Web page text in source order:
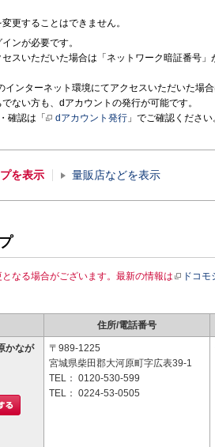
更することはできません。
ンが必要です。
セスいただいた場合は「ネットワーク暗証番号
インターネット環境にてアクセスいただいた場
ない方も、dアカウントの発行が可能です。
確認は「
dアカウント発行 」でご確認ください
を表示 量販店などを表示
なる場合がございます。最新の情報は ドコ
住所/電話番号
かなが
〒989-1225
宮城県柴田郡大河原町字広表39-1
TEL： 0120-530-599
TEL： 0224-53-0505